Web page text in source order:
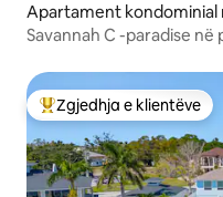
Apartament kondominial
Savannah C -paradise në
Më të mirat e zgjedhjeve
Zgjedhja e klientëve